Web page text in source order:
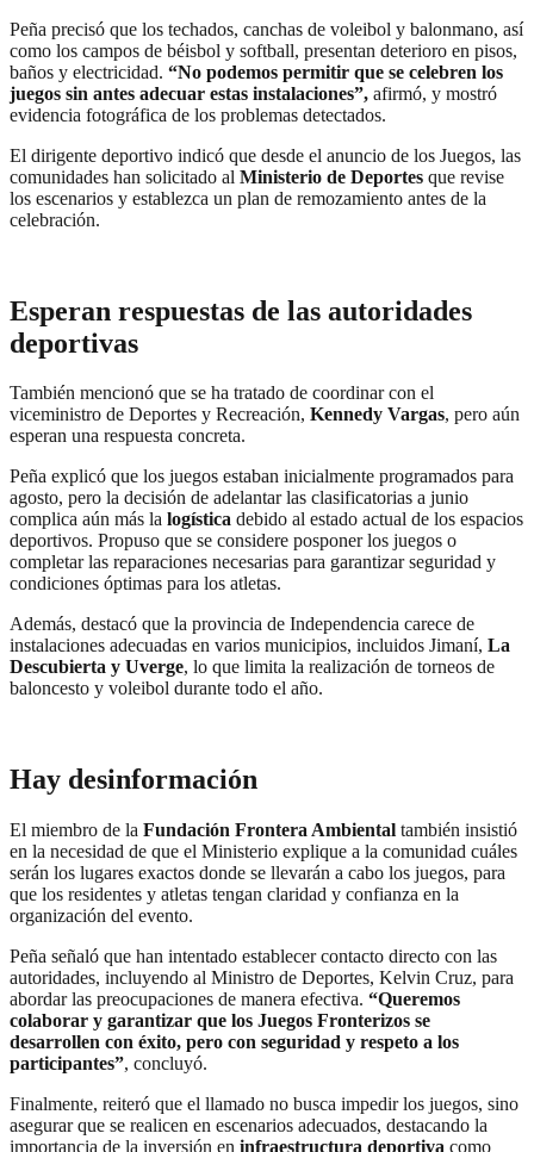
Peña precisó que los techados, canchas de voleibol y balonmano, así
como los campos de béisbol y softball, presentan deterioro en pisos,
baños y electricidad. “No podemos permitir que se celebren los
juegos sin antes adecuar estas instalaciones”, afirmó, y mostró
evidencia fotográfica de los problemas detectados.
El dirigente deportivo indicó que desde el anuncio de los Juegos, las
comunidades han solicitado al Ministerio de Deportes que revise
los escenarios y establezca un plan de remozamiento antes de la
celebración.
Esperan respuestas de las autoridades
deportivas
También mencionó que se ha tratado de coordinar con el
viceministro de Deportes y Recreación, Kennedy Vargas, pero aún
esperan una respuesta concreta.
Peña explicó que los juegos estaban inicialmente programados para
agosto, pero la decisión de adelantar las clasificatorias a junio
complica aún más la logística debido al estado actual de los espacios
deportivos. Propuso que se considere posponer los juegos o
completar las reparaciones necesarias para garantizar seguridad y
condiciones óptimas para los atletas.
Además, destacó que la provincia de Independencia carece de
instalaciones adecuadas en varios municipios, incluidos Jimaní, La
Descubierta y Uverge, lo que limita la realización de torneos de
baloncesto y voleibol durante todo el año.
Hay desinformación
El miembro de la Fundación Frontera Ambiental también insistió
en la necesidad de que el Ministerio explique a la comunidad cuáles
serán los lugares exactos donde se llevarán a cabo los juegos, para
que los residentes y atletas tengan claridad y confianza en la
organización del evento.
Peña señaló que han intentado establecer contacto directo con las
autoridades, incluyendo al Ministro de Deportes, Kelvin Cruz, para
abordar las preocupaciones de manera efectiva. “Queremos
colaborar y garantizar que los Juegos Fronterizos se
desarrollen con éxito, pero con seguridad y respeto a los
participantes”, concluyó.
Finalmente, reiteró que el llamado no busca impedir los juegos, sino
asegurar que se realicen en escenarios adecuados, destacando la
importancia de la inversión en infraestructura deportiva como